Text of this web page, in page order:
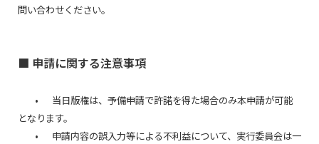
問い合わせください。
■ 申請に関する注意事項
•
当日版権は、予備申請で許諾を得た場合のみ本申請が可能
となります。
•
申請内容の誤入力等による不利益について、実行委員会は一